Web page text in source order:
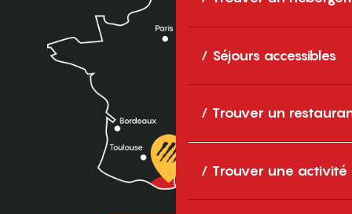
Séjours accessibles
Trouver un
Trouver une activité